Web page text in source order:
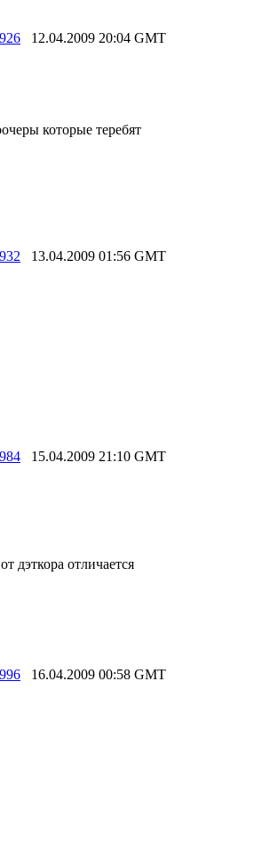
12.04.2009 20:04 GMT
которые теребят
13.04.2009 01:56 GMT
15.04.2009 21:10 GMT
дэткора отличается
16.04.2009 00:58 GMT